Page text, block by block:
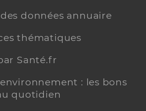
données annuaire
thématiques
Santé.fr
: les bons
quotidien